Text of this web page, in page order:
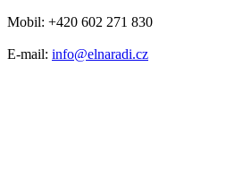
Mobil: +420 602 271 830
E-mail: info@elnaradi.cz